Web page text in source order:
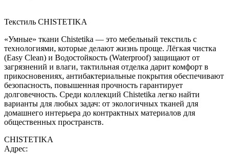
Текстиль CHISTETIKA
«Умные» ткани Chistetika — это мебельный текстиль с
технологиями, которые делают жизнь проще. Лёгкая чистка
(Easy Clean) и Водостойкость (Waterproof) защищают от
загрязнений и влаги, тактильная отделка дарит комфорт в
прикосновениях, антибактериальные покрытия обеспечивают
безопасность, повышенная прочность гарантирует
долговечность. Среди коллекций Chistetika легко найти
варианты для любых задач: от экологичных тканей для
домашнего интерьера до контрактных материалов для
общественных пространств.
CHISTETIKA
Адрес: